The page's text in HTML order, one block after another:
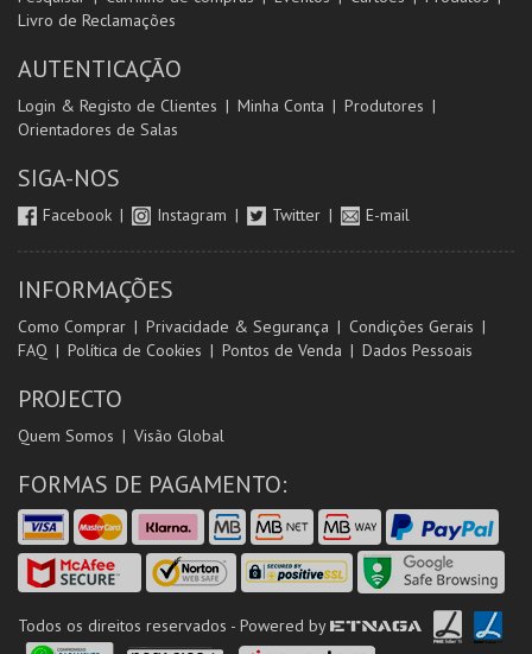
Livro de Reclamações
AUTENTICAÇÃO
Login & Registo de Clientes Minha Conta
Produtores
Orientadores de Salas
SIGA-NOS
Facebook Instagram Twitter E-mail
INFORMAÇÕES
Como Comprar Privacidade & Segurança
Condições Gerais
FAQ
Política de Cookies Pontos de Venda Dados Pessoais
PROJECTO
Quem Somos Visão Global
FORMAS DE PAGAMENTO:
Todos os direitos reservados - Powered by ETNAGA